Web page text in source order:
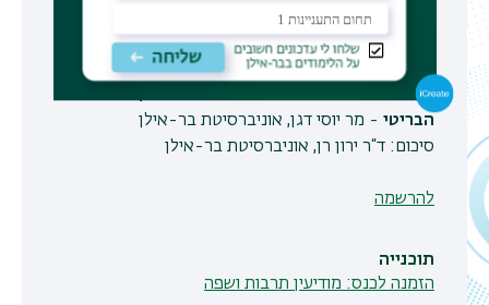
על השלכות הברית הצבאית-אזרחית בהתגבשות
שדה הוראת הערבית בחברה היהודית בישראל
פרופ‘ יונתן מנדל, אוניברסיטת בן גוריון
ה"סיגינט" כמרכיב בתוצר המודיעיני בתקופת המנדט
הבריטי - מר יוסי דגן, אוניברסיטת בר-אילן
סיכום: ד“ר ירון רן, אוניברסיטת בר-אילן
להרשמה
תוכנייה
הזמנה לכנס: מודיעין תרבות ושפה